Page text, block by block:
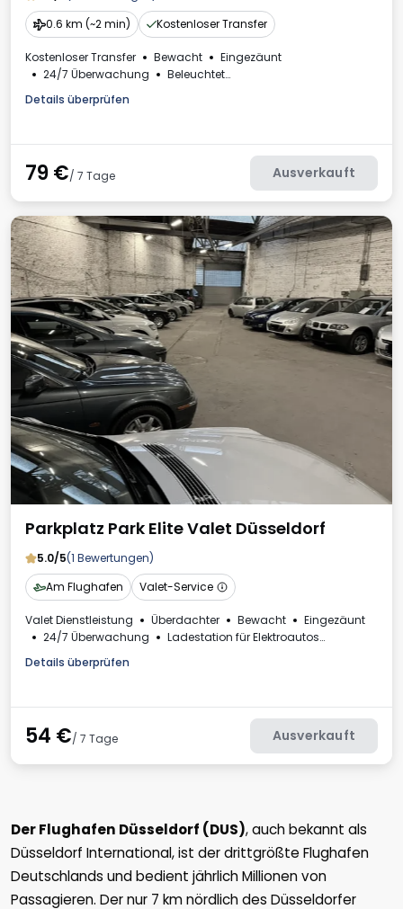
0.6 km (~2 min)
Kostenloser Transfer
Kostenloser Transfer Bewacht
Eingezäunt
24/7 Überwachung
Beleuchtet
Details überprüfen
79€/ 7 Tage Ausverkauft
Parkplatz Park Elite Valet Düsseldorf
5.0/5(1 Bewertungen)
Am Flughafen
Valet-Service
Valet Dienstleistung Überdachter Bewacht
Eingezäunt
24/7 Überwachung
Ladestation für Elektroautos
Rechnung aus dem Parkhaus
Details überprüfen
54 €/ 7 Tage Ausverkauft
Der Flughafen Düsseldorf (DUS), auch bekannt als
Düsseldorf International, ist der drittgrößte Flughafen
Deutschlands und bedient jährlich Millionen von
Passagieren. Der nur 7 km nördlich des Düsseldorfer